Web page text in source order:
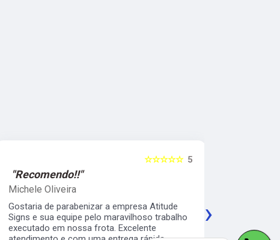
5
☆☆☆☆☆
"Recomendo!!"
Michele Oliveira
Gostaria de parabenizar a empresa Atitude
Signs e sua equipe pelo maravilhoso trabalho
executado em nossa frota. Excelente
›